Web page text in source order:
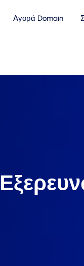
Αγορά Domain